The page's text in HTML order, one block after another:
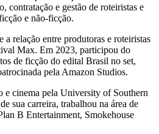
contratação e gestão de roteiristas e
e não-ficção.
a relação entre produtoras e roteiristas
Max. Em 2023, participou do
de ficção do edital Brasil no set,
pela Amazon Studios.
e cinema pela University of Southern
sua carreira, trabalhou na área de
B Entertainment, Smokehouse